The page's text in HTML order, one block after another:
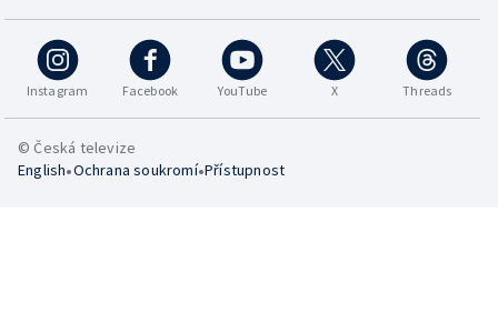
Instagram Facebook YouTube X Threads
© Česká televize
English•Ochrana soukromí•Přístupnost